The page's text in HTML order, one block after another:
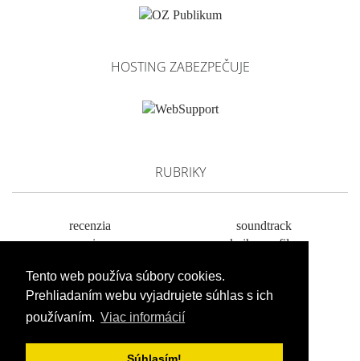
Tento web používa súbory cookies.
Prehliadaním webu vyjadrujete súhlas s ich
používaním. Viac informácií
HOSTING ZABEZPEČUJE
RUBRIKY
recenzia
preview
rozhovory
kult
soundtrack
kniha vs. film
televízia